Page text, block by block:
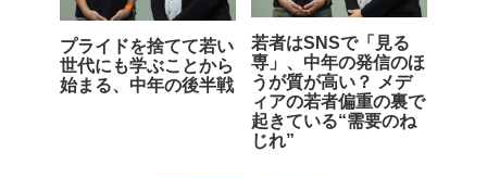
プライドを捨てて若い
世代にも学ぶことから
始まる、中年の後半戦
若者はSNSで「見る
専」、中年の発信のほ
うが質が高い？ メデ
ィアの若者偏重の裏で
起きている“需要のね
じれ”